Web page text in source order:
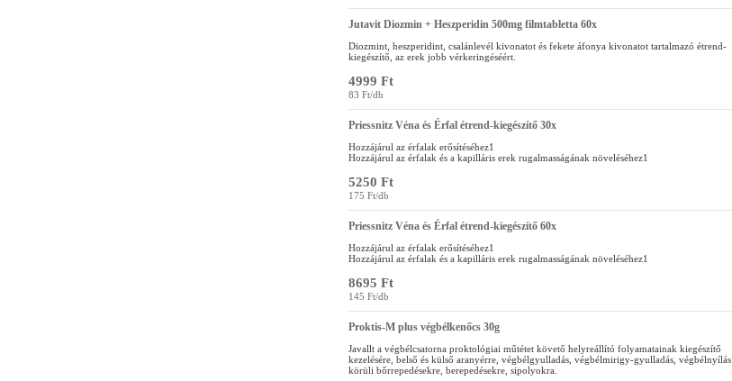
Jutavit Diozmin + Heszperidin 500mg filmtabletta 60x
Diozmint, heszperidint, csalánlevél kivonatot és fekete áfonya kivonatot tartalmazó étrend-
kiegészítő, az erek jobb vérkeringéséért.
4999 Ft
83 Ft/db
Priessnitz Véna és Érfal étrend-kiegészítő 30x
Hozzájárul az érfalak erősítéséhez1
Hozzájárul az érfalak és a kapilláris erek rugalmasságának növeléséhez1
5250 Ft
175 Ft/db
Priessnitz Véna és Érfal étrend-kiegészítő 60x
Hozzájárul az érfalak erősítéséhez1
Hozzájárul az érfalak és a kapilláris erek rugalmasságának növeléséhez1
8695 Ft
145 Ft/db
Proktis-M plus végbélkenőcs 30g
Javallt a végbélcsatorna proktológiai műtétet követő helyreállító folyamatainak kiegészítő
kezelésére, belső és külső aranyérre, végbélgyulladás, végbélmirigy-gyulladás, végbélnyílás
körüli bőrrepedésekre, berepedésekre, sipolyokra.